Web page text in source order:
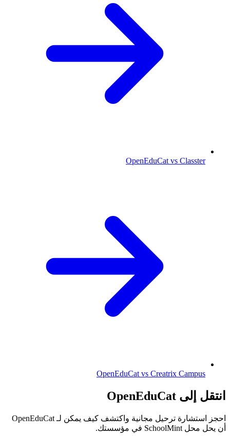
OpenEduCat vs Classter
OpenEduCat vs Creatrix Campus
انتقل إلى OpenEduCat
احجز استشارة ترحيل مجانية واكتشف كيف يمكن لـ OpenEduCat
أن يحل محل SchoolMint في مؤسستك.